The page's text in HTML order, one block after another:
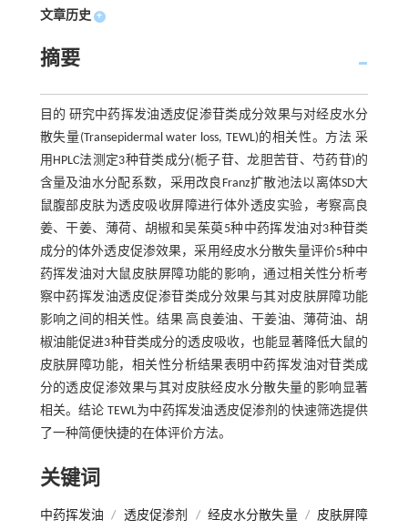
文章历史 +
摘要
目的 研究中药挥发油透皮促渗苷类成分效果与对经皮水分
散失量(Transepidermal water loss, TEWL)的相关性。方法 采
用HPLC法测定3种苷类成分(栀子苷、龙胆苦苷、芍药苷)的
含量及油水分配系数，采用改良Franz扩散池法以离体SD大
鼠腹部皮肤为透皮吸收屏障进行体外透皮实验，考察高良
姜、干姜、薄荷、胡椒和吴茱萸5种中药挥发油对3种苷类
成分的体外透皮促渗效果，采用经皮水分散失量评价5种中
药挥发油对大鼠皮肤屏障功能的影响，通过相关性分析考
察中药挥发油透皮促渗苷类成分效果与其对皮肤屏障功能
影响之间的相关性。结果 高良姜油、干姜油、薄荷油、胡
椒油能促进3种苷类成分的透皮吸收，也能显著降低大鼠的
皮肤屏障功能，相关性分析结果表明中药挥发油对苷类成
分的透皮促渗效果与其对皮肤经皮水分散失量的影响显著
相关。结论 TEWL为中药挥发油透皮促渗剂的快速筛选提供
了一种简便快捷的在体评价方法。
关键词
中药挥发油 / 透皮促渗剂 / 经皮水分散失量 /
皮肤屏障